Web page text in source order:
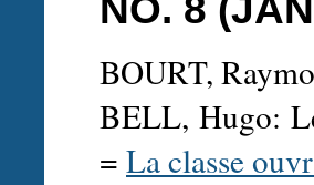
NO. 8
BOURT,
BELL, Hugo:
= La classe